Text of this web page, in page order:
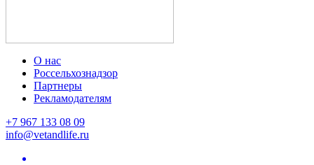
О нас
Россельхознадзор
Партнеры
Рекламодателям
+7 967 133 08 09
info@vetandlife.ru